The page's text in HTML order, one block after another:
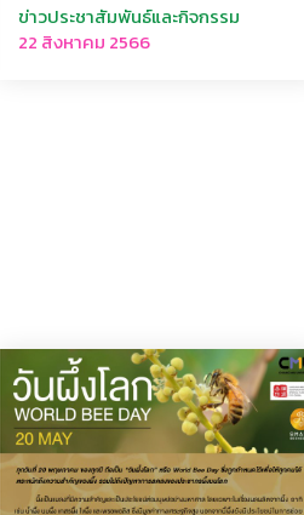
ข่าวประชาสัมพันธ์และกิจกรรม
22 สิงหาคม 2566